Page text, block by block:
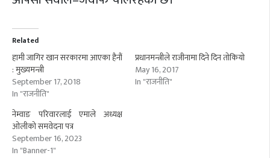
Related
हामी जागिर खान सरकारमा आएका हैनौं
: मुख्यमन्त्री
September 17, 2018
In "राजनीति"
प्रधानमन्त्रीले राजीनामा दिने दिन तोकियो
May 16, 2017
In "राजनीति"
नेम्वाङ परिवारलाई एमाले अध्यक्ष
ओलीको समवेदना पत्र
September 16, 2023
In "Banner-1"